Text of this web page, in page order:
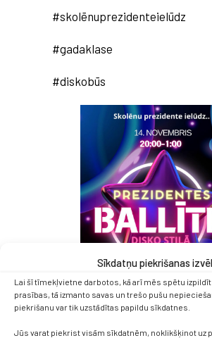
Sīkdatņu piekrišanas
Lai šī tīmekļvietne darbotos, kā arī mēs spētu
prasības, tā izmanto savas un trešo pušu
piekrišanu var tik uzstādītas papildu sīkdatnes.
Jūs varat piekrist visām sīkdatnēm, noklikšķinot uz
#skolēnuprezidenteielūdz
#gadaklase
#diskobūs